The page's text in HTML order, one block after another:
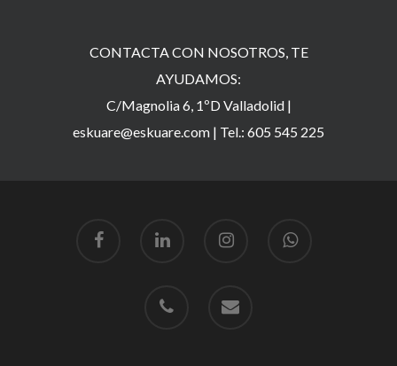
CONTACTA CON NOSOTROS, TE
AYUDAMOS:
C/Magnolia 6, 1ºD Valladolid |
eskuare@eskuare.com | Tel.: 605 545 225